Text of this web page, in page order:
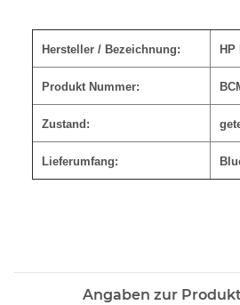
Hersteller / Bezeichnung:
Produkt Nummer:
Zustand:
Lieferumfang:
Angaben zur